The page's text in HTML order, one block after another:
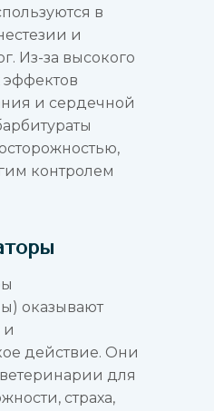
в
и
Из-за высокого
и сердечной
контролем
оказывают
и
действие. Они
для
страха,